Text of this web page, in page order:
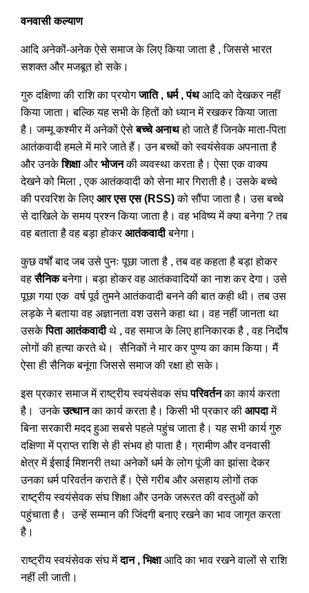
वनवासी कल्याण
आदि अनेकों-अनेक ऐसे समाज के लिए किया जाता है , जिससे भारत
सशक्त और मजबूत हो सके।
गुरु दक्षिणा की राशि का प्रयोगजाति , धर्म , पंथआदि को देखकर नहीं
किया जाता। बल्कि यह सभी के हितों को ध्यान में रखकर किया जाता
है। जम्मू कश्मीर में अनेकों ऐसेबच्चे अनाथहो जाते हैं जिनके माता-पिता
आतंकवादी हमले में मारे जाते हैं। उन बच्चों को स्वयंसेवक अपनाता है
और उनकेशिक्षाऔरभोजनकी व्यवस्था करता है। ऐसा एक वाक्य
देखने को मिला , एक आतंकवादी को सेना मार गिराती है। उसके बच्चे
की परवरिश के लिए आर एस एस (RSS)को सौंपा जाता है। उस बच्चे
से दाखिले के समय प्रश्न किया जाता है। वह भविष्य में क्या बनेगा ? तब
वह बताता है वह बड़ा होकरआतंकवादीबनेगा।
कुछ वर्षों बाद जब उसे पुनः पूछा जाता है , तब वह कहता है बड़ा होकर
वहसैनिकबनेगा। बड़ा होकर वह आतंकवादियों का नाश कर देगा। उसे
पूछा गया एक वर्ष पूर्व तुमने आतंकवादी बनने की बात कही थी। तब उस
लड़के ने बताया वह अज्ञानता वश उसने कहा था। वह नहीं जानता था
उसकेपिता आतंकवादीथे , वह समाज के लिए हानिकारक है , वह निर्दोष
लोगों की हत्या करते थे। सैनिकों ने मार कर पुण्य का काम किया। मैं
ऐसा ही सैनिक बनूंगा जिससे समाज की रक्षा हो सके।
इस प्रकार समाज में राष्ट्रीय स्वयंसेवक संघपरिवर्तनका कार्य करता
है। उनकेउत्थानका कार्य करता है। किसी भी प्रकार की आपदामें
बिना सरकारी मदद हुआ सबसे पहले पहुंच जाता है। यह सभी कार्य गुरु
दक्षिणा में प्राप्त राशि से ही संभव हो पाता है। ग्रामीण और वनवासी
क्षेत्र में ईसाई मिशनरी तथा अनेकों धर्म के लोग पूंजी का झांसा देकर
उनका धर्म परिवर्तन कराते हैं। ऐसे गरीब और असहाय लोगों तक
राष्ट्रीय स्वयंसेवक संघ शिक्षा और उनके जरूरत की वस्तुओं को
पहुंचाता है। उन्हें सम्मान की जिंदगी बनाए रखने का भाव जागृत करता
है।
राष्ट्रीय स्वयंसेवक संघ मेंदान , भिक्षाआदि का भाव रखने वालों से राशि
नहीं ली जाती।